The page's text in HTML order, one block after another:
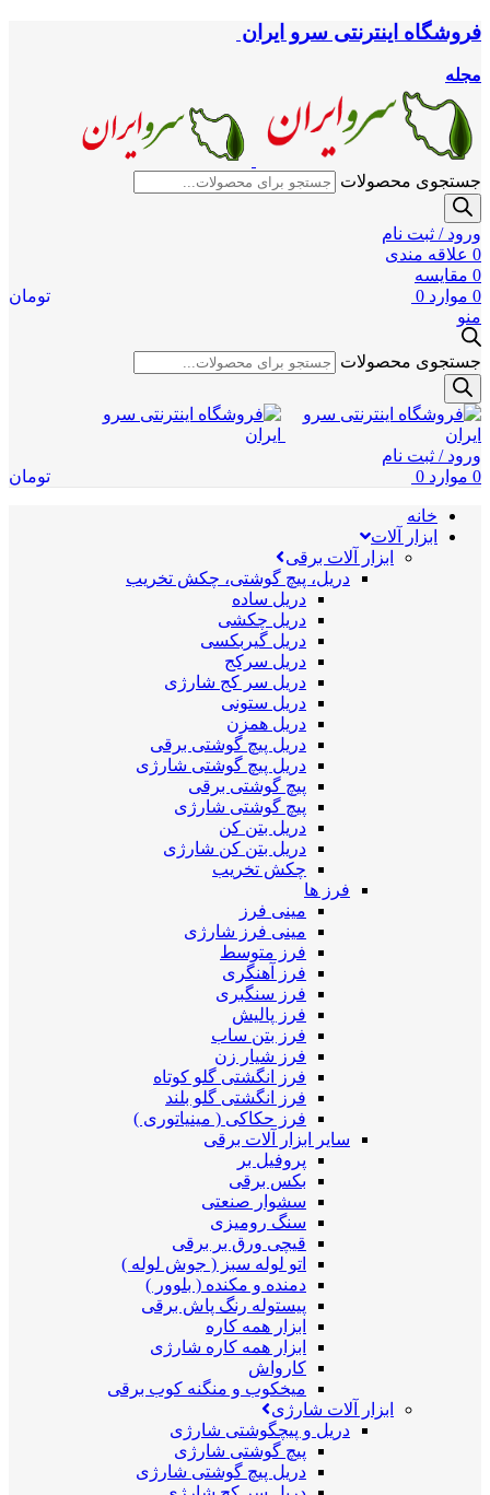
فروشگاه اینترنتی سرو ایران
مجله
جستجوی محصولات
ورود / ثبت نام
0 علاقه مندی
0 مقایسه
0 موارد 0
تومان
منو
جستجوی محصولات
ورود / ثبت نام
0 موارد 0 تومان
خانه
ابزار آلات
ابزار آلات برقی
دریل، پیچ گوشتی، چکش تخریب
دریل ساده
دریل چکشی
دریل گیربکسی
دریل سرکج
دریل سر کج شارژی
دریل ستونی
دریل همزن
دریل پیچ گوشتی برقی
دریل پیچ گوشتی شارژی
پیچ گوشتی برقی
پیچ گوشتی شارژی
دریل بتن کن
دریل بتن کن شارژی
چکش تخریب
فرز ها
مینی فرز
مینی فرز شارژی
فرز متوسط
فرز آهنگری
فرز سنگبری
فرز پالیش
فرز بتن ساب
فرز شیار زن
فرز انگشتی گلو کوتاه
فرز انگشتی گلو بلند
فرز حکاکی ( مینیاتوری )
سایر ابزار آلات برقی
پروفیل بر
بکس برقی
سشوار صنعتی
سنگ رومیزی
قیچی ورق بر برقی
اتو لوله سبز ( جوش لوله )
دمنده و مکنده ( بلوور )
پیستوله رنگ پاش برقی
ابزار همه کاره
ابزار همه کاره شارژی
کارواش
میخکوب و منگنه کوب برقی
ابزار آلات شارژی
دریل و پیچگوشتی شارژی
پیچ گوشتی شارژی
دریل پیچ گوشتی شارژی